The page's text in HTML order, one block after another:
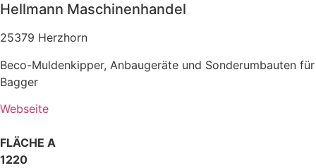
Hellmann Maschinenhandel
25379 Herzhorn
Beco-Muldenkipper, Anbaugeräte und Sonderumbauten für
Bagger
Webseite
FLÄCHE A
1220